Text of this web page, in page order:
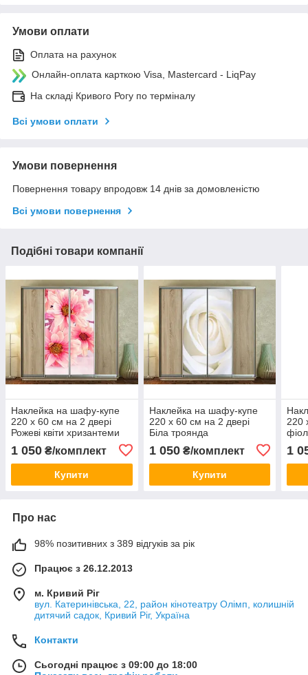
Умови оплати
Оплата на рахунок
Онлайн-оплата карткою Visa, Mastercard - LiqPay
На складі Кривого Рогу по терміналу
Всі умови оплати
Умови повернення
Повернення товару впродовж 14 днів за домовленістю
Всі умови повернення
Подібні товари компанії
Наклейка на шафу-купе
220 х 60 см на 2 двері
Рожеві квіти хризантеми
1 050 ₴/комплект
Купити
Наклейка на шафу-купе
220 х 60 см на 2 двері
Біла троянда
1 050₴/комплект
Купити
220
1
Про нас
98% позитивних з 389 відгуків за рік
Працює з 26.12.2013
м. Кривий Ріг
вул. Катеринівська, 22, район кінотеатру Олімп, колишній
дитячий садок, Кривий Ріг, Україна
Контакти
Сьогодні працює з 09:00 до 18:00